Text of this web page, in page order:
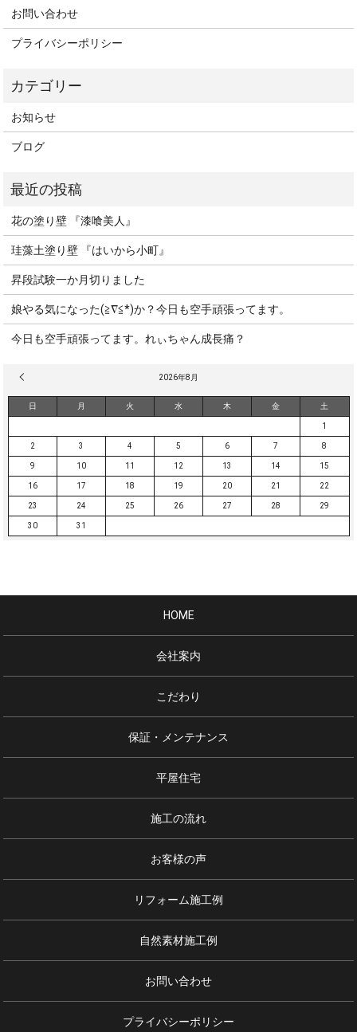
お問い合わせ
プライバシーポリシー
お知らせ
ブログ
花の塗り壁 『漆喰美人』
珪藻土塗り壁 『はいから小町』
昇段試験一か月切りました
娘やる気になった(≧∇≦*)か？今日も空手頑張ってます。
今日も空手頑張ってます。れぃちゃん成長痛？
2026年8月
日 月 火 水 木 金 土
1
2 3 4 5 6 7 8
9 10 11 12 13 14 15
16 17 18 19 20 21 22
23 24 25 26 27 28 29
30 31
HOME
会社案内
こだわり
保証・メンテナンス
平屋住宅
施工の流れ
お客様の声
リフォーム施工例
自然素材施工例
お問い合わせ
プライバシーポリシー